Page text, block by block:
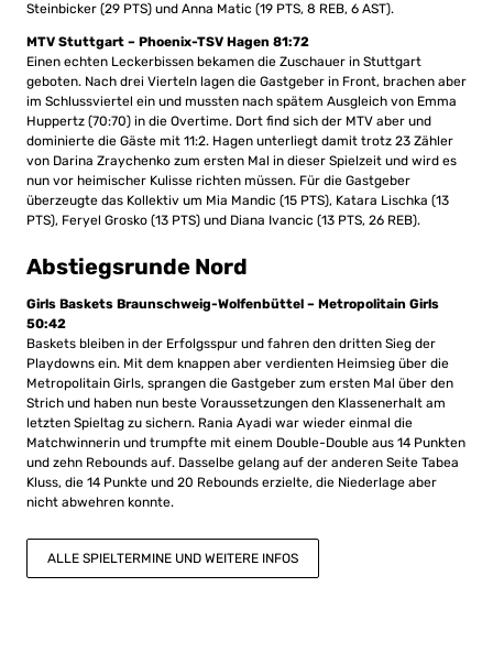
Steinbicker (29 PTS) und Anna Matic (19 PTS, 8 REB, 6 AST).
MTV Stuttgart – Phoenix-TSV Hagen 81:72
Einen echten Leckerbissen bekamen die Zuschauer in Stuttgart
geboten. Nach drei Vierteln lagen die Gastgeber in Front, brachen aber
im Schlussviertel ein und mussten nach spätem Ausgleich von Emma
Huppertz (70:70) in die Overtime. Dort find sich der MTV aber und
dominierte die Gäste mit 11:2. Hagen unterliegt damit trotz 23 Zähler
von Darina Zraychenko zum ersten Mal in dieser Spielzeit und wird es
nun vor heimischer Kulisse richten müssen. Für die Gastgeber
überzeugte das Kollektiv um Mia Mandic (15 PTS), Katara Lischka (13
PTS), Feryel Grosko (13 PTS) und Diana Ivancic (13 PTS, 26 REB).
Abstiegsrunde Nord
Girls Baskets Braunschweig-Wolfenbüttel – Metropolitain Girls
50:42
Baskets bleiben in der Erfolgsspur und fahren den dritten Sieg der
Playdowns ein. Mit dem knappen aber verdienten Heimsieg über die
Metropolitain Girls, sprangen die Gastgeber zum ersten Mal über den
Strich und haben nun beste Voraussetzungen den Klassenerhalt am
letzten Spieltag zu sichern. Rania Ayadi war wieder einmal die
Matchwinnerin und trumpfte mit einem Double-Double aus 14 Punkten
und zehn Rebounds auf. Dasselbe gelang auf der anderen Seite Tabea
Kluss, die 14 Punkte und 20 Rebounds erzielte, die Niederlage aber
nicht abwehren konnte.
ALLE SPIELTERMINE UND WEITERE INFOS